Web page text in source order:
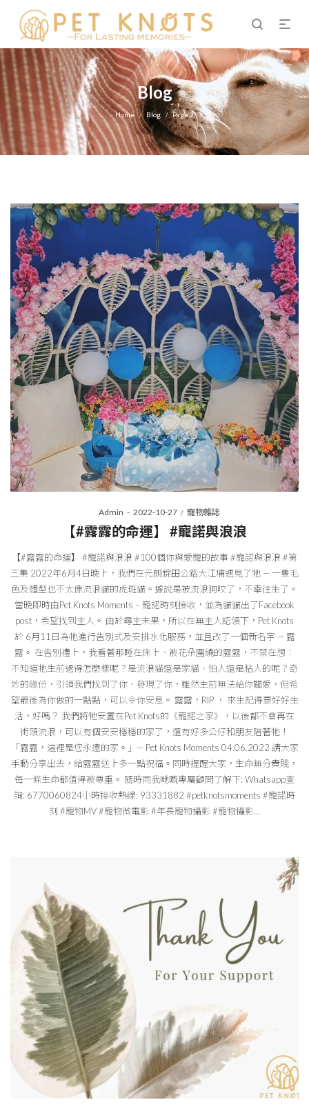
Blog
Home / Blog / Page 2
ByAdmin
Posted
on
2022-10-27
Posted
in
寵物雜誌
【#露露的命運】 #寵諾與浪浪
【#露露的命運】 #寵諾與浪浪 #100個你與愛寵的故事 #寵諾與浪浪 #第
三集 2022年6月4日晚上，我們在元朗錦田公路大江埔遇見了牠 — 一隻毛
色及體型也不太像流浪貓的虎斑貓。據說是被流浪狗咬了，不幸往生了。
當晚即時由Pet Knots Moments – 寵諾時刻接收，並為貓貓出了Facebook
post，希望找到主人。 由於尋主未果，所以在無主人認領下，Pet Knots
於 6月11日為牠進行告別式及安排水化服務，並且改了一個新名字 — 露
露。 在告別禮上，我看著那睡在床上、被花朵圍繞的露露，不禁在想：
不知道牠生前過得怎麼樣呢？是流浪貓還是家貓、怕人還是粘人的呢？奇
妙的緣份，引領我們找到了你、發現了你，雖然生前無法給你關愛，但希
望最後為你做的一點點，可以令你安息。 露露，RIP ， 來生記得要好好生
活，好嗎？ 我們將牠安置在Pet Knots的《寵諾之家》，以後都不會再在
街頭流浪，可以有個安安穩穩的家了，還有好多公仔和朋友陪著牠！
「露露，這裡是您永遠的家。」— Pet Knots Moments 04.06.2022 請大家
手動分享出去，給露露送上多一點祝福。同時提醒大家，生命無分貴賤，
每一條生命都值得被尊重。 隨時同我哋嘅專屬顧問了解下: Whatsapp查
詢: 6770060824小時接收熱線: 93331882 #petknotsmoments #寵諾時
刻 #寵物MV #寵物微電影 #年長寵物攝影 #寵物攝影…